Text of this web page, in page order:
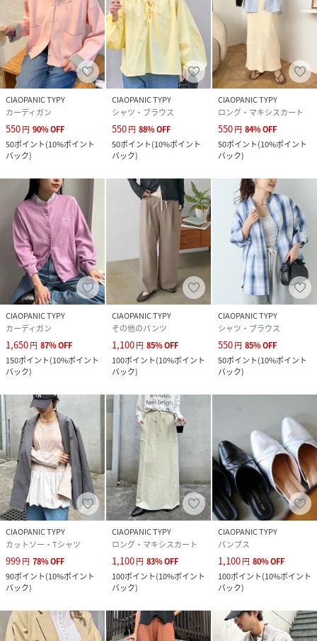
い致します。
※独自のタイムセールなどの施策により、実店舗と価格差が
発生する場合がございます。
※実際の店舗在庫につきましては、各店舗に直接お問い合わ
せください。
性別タイプ レディース
原産国
素材
綿98%, ポリウレタン2%(アイボリーのみ裏地:ポ
リエステル100%)
サイズ S、M、L
品番
NU4000_TYZ1051202A0006
(TYZ1051202A0006-4-i NU4000)
CIAOPANIC TYPY
カーディガン
550円 90%OFF
50ポイント(10%ポイント
バック)
CIAOPANIC TYPY
シャツ・ブラウス
550円 88%OFF
50ポイント(10%ポイント
バック)
CIAOPANIC TYPY
ロング・マキシスカート
550円 84%OFF
50ポイント(10%ポイント
バック)
CIAOPANIC TYPY
カーディガン
1,650円 87%OFF
150ポイント(10%ポイント
バック)
CIAOPANIC TYPY
その他のパンツ
1,100円 85%OFF
100ポイント(10%ポイント
バック)
CIAOPANIC TYPY
シャツ・ブラウス
550円 85%OFF
50ポイント(10%ポイント
バック)
CIAOPANIC TYPY
カットソー・Tシャツ
999円 78%OFF
90ポイント(10%ポイント
バック)
CIAOPANIC TYPY
ロング・マキシスカート
1,100円 83%OFF
100ポイント(10%ポイント
バック)
CIAOPANIC TYPY
パンプス
1,100円 80%OFF
100ポイント(10%ポイント
バック)